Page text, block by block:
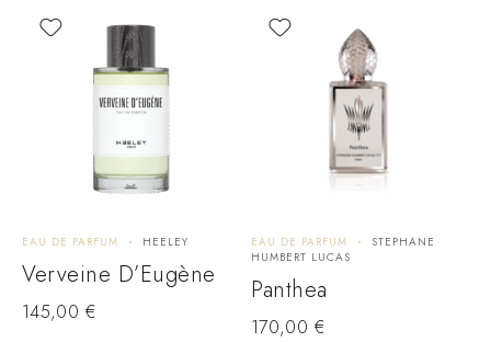
EAU DE PARFUM HEELEY
Verveine D’Eugène
145,00 €
EAU DE PARFUM
STEPHANE
HUMBERT LUCAS
Panthea
170,00 €